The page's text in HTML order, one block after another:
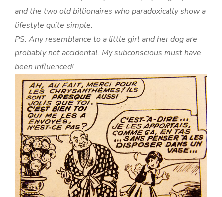
and the two old billionaires who paradoxically show a
lifestyle quite simple.
PS: Any resemblance to a little girl and her dog are
probably not accidental. My subconscious must have
been influenced!